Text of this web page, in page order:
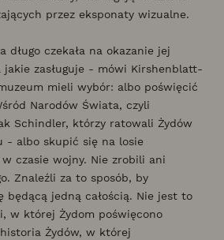
przez eksponaty wizualne.
długo czekała na okazanie jej
jakie zasługuje - mówi Kirshenblatt-
mieli wybór: albo poświęcić
Narodów Świata, czyli
Schindler, którzy ratowali Żydów
- albo skupić się na losie
czasie wojny. Nie zrobili ani
Znaleźli za to sposób, by
będącą jedną całością. Nie jest to
w której Żydom poświęcono
Żydów, w której